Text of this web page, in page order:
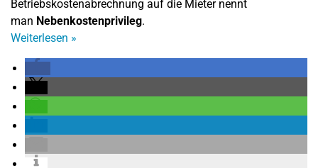
Betriebskostenabrechnung auf die Mieter nennt
man Nebenkostenprivileg.
Weiterlesen »